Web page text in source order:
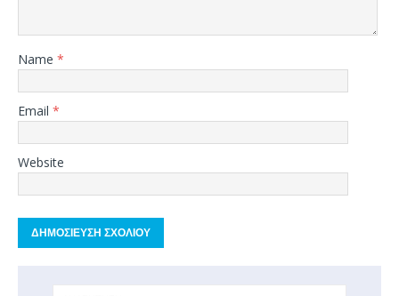
Name *
Email *
Website